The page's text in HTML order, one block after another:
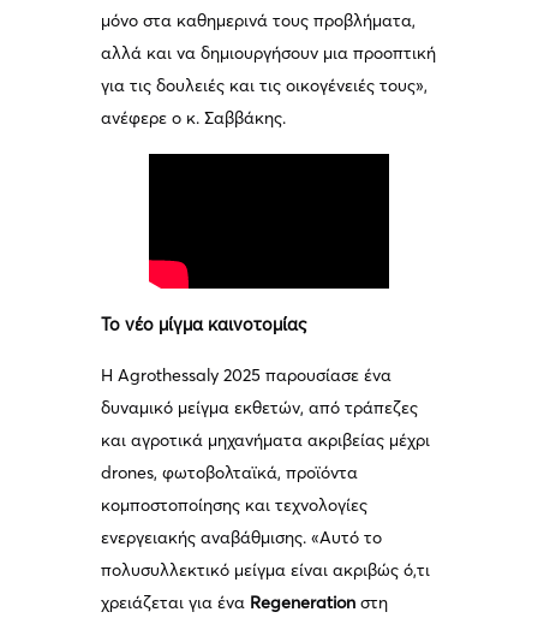
μόνο στα καθημερινά τους προβλήματα,
αλλά και να δημιουργήσουν μια προοπτική
για τις δουλειές και τις οικογένειές τους»,
ανέφερε ο κ. Σαββάκης.
Το νέο μίγμα καινοτομίας
Η Agrothessaly 2025 παρουσίασε ένα
δυναμικό μείγμα εκθετών, από τράπεζες
και αγροτικά μηχανήματα ακριβείας μέχρι
drones, φωτοβολταϊκά, προϊόντα
κομποστοποίησης και τεχνολογίες
ενεργειακής αναβάθμισης. «Αυτό το
πολυσυλλεκτικό μείγμα είναι ακριβώς ό,τι
χρειάζεται για ένα Regeneration στη